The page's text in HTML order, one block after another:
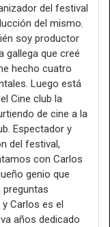
del festival
del mismo.
soy productor
gallega que creé
hecho cuatro
Luego está
Cine club la
de cine a la
Espectador y
del festival,
con Carlos
genio que
preguntas
Carlos es el
años dedicado